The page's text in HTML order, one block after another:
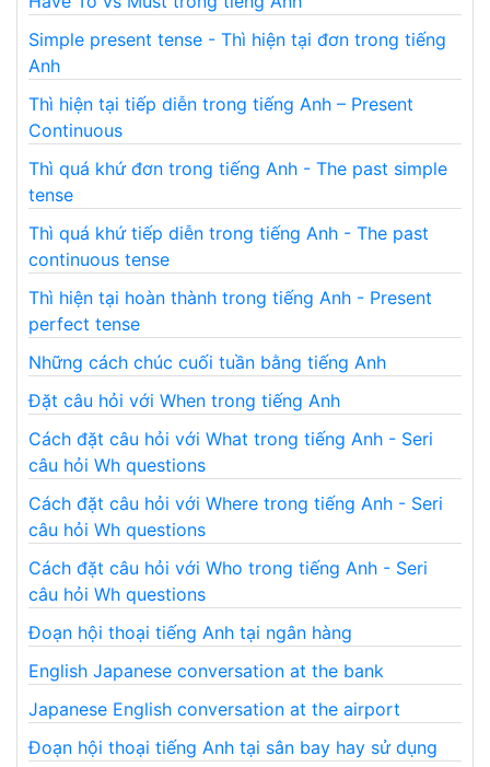
Simple present tense - Thì hiện tại đơn trong tiếng
Anh
Thì hiện tại tiếp diễn trong tiếng Anh – Present
Continuous
Thì quá khứ đơn trong tiếng Anh - The past simple
tense
Thì quá khứ tiếp diễn trong tiếng Anh - The past
continuous tense
Thì hiện tại hoàn thành trong tiếng Anh - Present
perfect tense
Những cách chúc cuối tuần bằng tiếng Anh
Đặt câu hỏi với When trong tiếng Anh
Cách đặt câu hỏi với What trong tiếng Anh - Seri
câu hỏi Wh questions
Cách đặt câu hỏi với Where trong tiếng Anh - Seri
câu hỏi Wh questions
Cách đặt câu hỏi với Who trong tiếng Anh - Seri
câu hỏi Wh questions
Đoạn hội thoại tiếng Anh tại ngân hàng
English Japanese conversation at the bank
Japanese English conversation at the airport
Đoạn hội thoại tiếng Anh tại sân bay hay sử dụng